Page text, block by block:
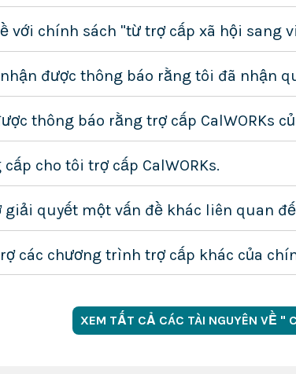
với chính sách "từ trợ cấp xã hội sang
được thông báo rằng tôi đã nhận
thông báo rằng trợ cấp CalWORKs
cho tôi trợ cấp CalWORKs.
giải quyết một vấn đề khác liên quan
các chương trình trợ cấp khác của
XEM TẤT CẢ CÁC TÀI NGUYÊN VỀ "